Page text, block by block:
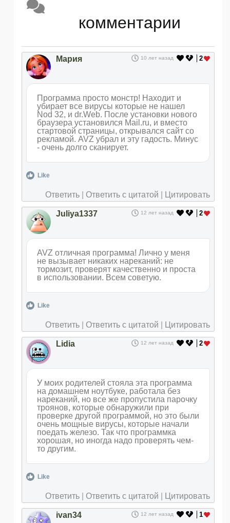
комментарии
2
Мария 10 лет назад
Программа просто монстр! Находит и
убирает все вирусы которые не нашел
Nod 32, и dr.Web. После установки нового
браузера установился Mail.ru, и вместо
стартовой страницы, открывался сайт со
рекламой. AVZ убрал и эту гадость. Минус
- очень долго сканирует.
Like
Ответить Ответить с цитатой Цитировать
2
Juliya1337 12 лет назад
AVZ отличная программа! Лично у меня
не вызывает никаких нареканий: не
тормозит, проверят качественно и проста
в использовании. Всем советую.
Like
Ответить Ответить с цитатой Цитировать
2
Lidia 12 лет назад
У моих родителей стояла эта программа
на домашнем ноутбуке, работала без
нареканий, но все же пропустила парочку
троянов, которые обнаружили при
проверке другой программой, но это были
очень мощные вирусы, которые начали
поедать железо. Так что программка
хорошая, но иногда надо проверять чем-
то другим.
Like
Ответить Ответить с цитатой Цитировать
1
ivan34 12 лет назад